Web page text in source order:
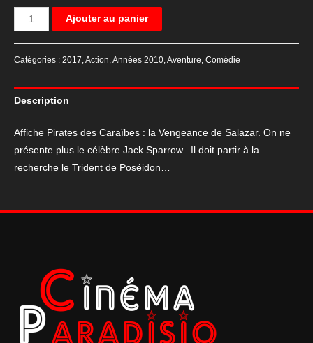
quantité
de
Pirates
des
Caraïbes
la
Vengeance
de
Ajouter au panier
Catégories : 2017,Action,Années 2010,Aventure, Comédie
Description
Affiche Pirates des Caraïbes : la Vengeance de Salazar. On ne
présente plus le célèbre Jack Sparrow. Il doit partir à la
recherche le Trident de Poséidon…